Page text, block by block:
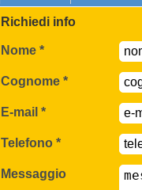
Richiedi info
Nome *
Cognome *
E-mail *
Telefono *
Messaggio